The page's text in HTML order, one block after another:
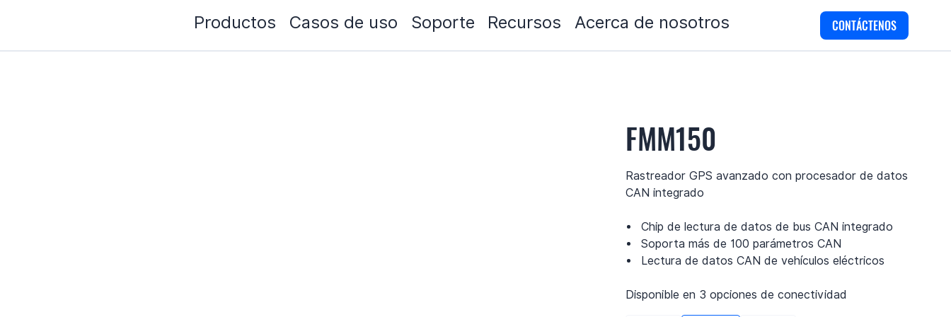
Productos Casos de uso Soporte Recursos Acerca de nosotros CONTÁCTENOS
FMM150
Rastreador GPS avanzado con procesador de datos
CAN integrado
Chip de lectura de datos de bus CAN integrado
Soporta más de 100 parámetros CAN
Lectura de datos CAN de vehículos eléctricos
Disponible en 3 opciones de conectividad